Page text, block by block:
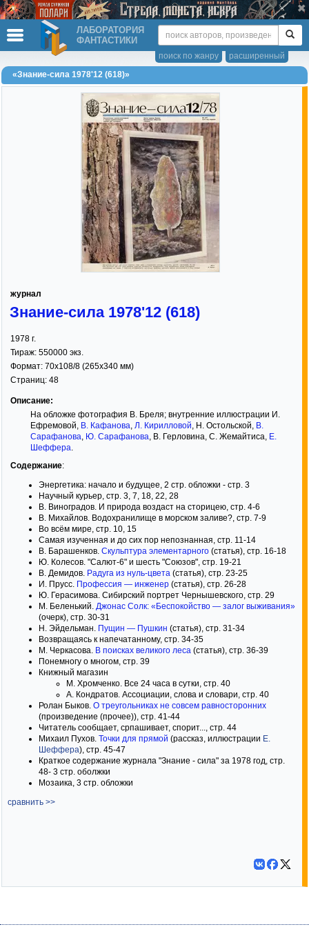
ЛАБОРАТОРИЯ
ФАНТАСТИКИ
расширенный
поиск по жанру
«Знание-сила 1978'12 (618)»
журнал
Знание-сила 1978'12 (618)
1978 г.
Тираж: 550000 экз.
Формат: 70x108/8 (265x340 мм)
Страниц: 48
Описание:
На обложке фотография В. Бреля; внутренние иллюстрации И.
Ефремовой, В. Кафанова, Л. Кирилловой, Н. Остольской, В.
Сарафанова, Ю. Сарафанова, В. Герловина, С. Жемайтиса, Е.
Шеффера.
Содержание:
Энергетика: начало и будущее, 2 стр. обложки - стр. 3
Научный курьер, стр. 3, 7, 18, 22, 28
В. Виноградов. И природа воздаст на сторицею, стр. 4-6
В. Михайлов. Водохранилище в морском заливе?, стр. 7-9
Во всём мире, стр. 10, 15
Самая изученная и до сих пор непознанная, стр. 11-14
В. Барашенков. Скульптура элементарного (статья), стр. 16-18
Ю. Колесов. "Салют-6" и шесть "Союзов", стр. 19-21
В. Демидов. Радуга из нуль-цвета (статья), стр. 23-25
И. Прусс. Профессия — инженер (статья), стр. 26-28
Ю. Герасимова. Сибирский портрет Чернышевского, стр. 29
М. Беленький. Джонас Солк: «Беспокойство — залог выживания»
(очерк), стр. 30-31
Н. Эйдельман. Пущин — Пушкин (статья), стр. 31-34
Возвращаясь к напечатанному, стр. 34-35
М. Черкасова. В поисках великого леса (статья), стр. 36-39
Понемногу о многом, стр. 39
Книжный магазин
М. Хромченко. Все 24 часа в сутки, стр. 40
А. Кондратов. Ассоциации, слова и словари, стр. 40
Ролан Быков. О треугольниках не совсем равносторонних
(произведение (прочее)), стр. 41-44
Читатель сообщает, српашивает, спорит..., стр. 44
Михаил Пухов. Точки для прямой (рассказ, иллюстрации Е.
Шеффера), стр. 45-47
Краткое содержание журнала "Знание - сила" за 1978 год, стр.
48- 3 стр. оболжки
Мозаика, 3 стр. обложки
сравнить >>